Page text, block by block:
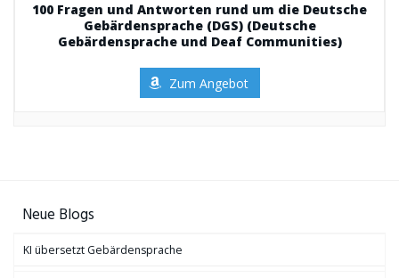
100 Fragen und Antworten rund um die Deutsche
Gebärdensprache (DGS) (Deutsche
Gebärdensprache und Deaf Communities)
Zum Angebot
Neue Blogs
KI übersetzt Gebärdensprache